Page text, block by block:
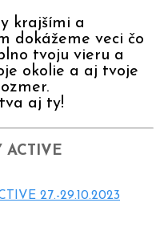
krajšími a
dokážeme veci čo
tvoju vieru a
okolie a aj tvoje
aj ty!
ACTIVE